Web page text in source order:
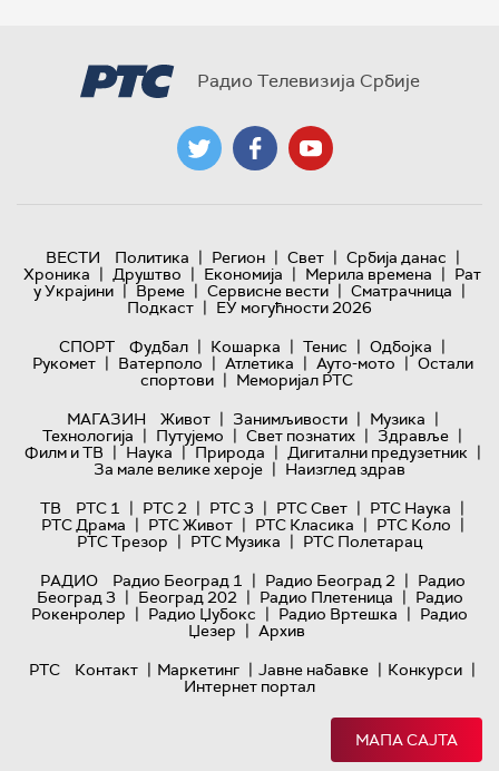
Радио Телевизија Србије
ВЕСТИ Политика | Регион | Свет | Србија данас |
Хроника | Друштво | Економија | Мерила времена | Рат
у Украјини | Време | Сервисне вести | Сматрачница |
Подкаст | ЕУ могућности 2026
СПОРТ
Фудбал | Кошарка | Тенис | Одбојка |
Рукомет | Ватерполо | Атлетика | Ауто-мото | Остали
спортови | Меморијал РТС
МАГАЗИН
Живот | Занимљивости | Музика |
Технологијa | Путујемо | Свет познатих | Здравље |
Филм и ТВ | Наука | Природа | Дигитални предузетник |
За мале велике хероје | Наизглед здрав
ТВ
РТС 1 | РТС 2 | РТС 3 | РТС Свет | РТС Наука |
РТС Драма | РТС Живот | РТС Класика | РТС Коло |
РТС Трезор | РТС Музика | РТС Полетарац
РАДИО
Радио Београд 1 | Радио Београд 2 | Радио
Београд 3 | Београд 202 | Радио Плетеница | Радио
Рокенролер | Радио Џубокс | Радио Вртешка | Радио
Џезер | Архив
РТС
Контакт | Маркетинг | Јавне набавке | Конкурси |
Интернет портал
МАПА САЈТА